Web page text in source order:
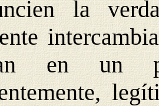
la
en un